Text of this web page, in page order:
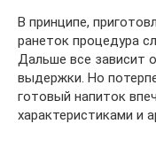
В принципе,
ранеток процедура
Дальше все зависит
выдержки. Но
готовый напиток
характеристиками и